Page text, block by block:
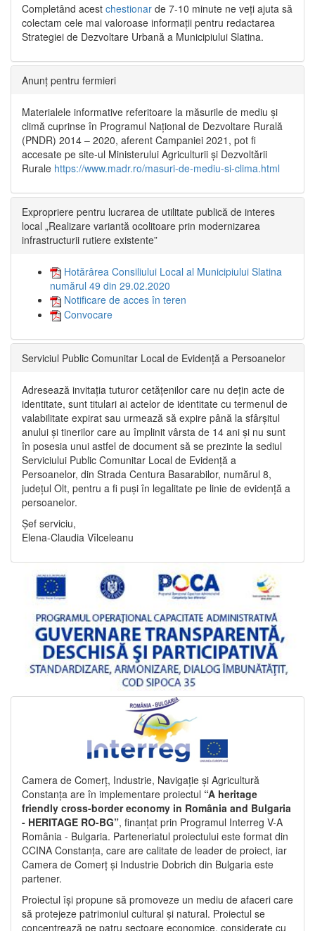
Completând acest chestionar de 7-10 minute ne veți ajuta să
colectam cele mai valoroase informații pentru redactarea
Strategiei de Dezvoltare Urbană a Municipiului Slatina.
Anunț pentru fermieri
Materialele informative referitoare la măsurile de mediu și
climă cuprinse în Programul Național de Dezvoltare Rurală
(PNDR) 2014 – 2020, aferent Campaniei 2021, pot fi
accesate pe site-ul Ministerului Agriculturii și Dezvoltării
Rurale https://www.madr.ro/masuri-de-mediu-si-clima.html
Expropriere pentru lucrarea de utilitate publică de interes
local „Realizare variantă ocolitoare prin modernizarea
infrastructurii rutiere existente”
Hotărârea Consiliului Local al Municipiului Slatina
numărul 49 din 29.02.2020
Notificare de acces în teren
Convocare
Serviciul Public Comunitar Local de Evidență a Persoanelor
Adresează invitația tuturor cetățenilor care nu dețin acte de
identitate, sunt titulari ai actelor de identitate cu termenul de
valabilitate expirat sau urmează să expire până la sfârșitul
anului și tinerilor care au împlinit vârsta de 14 ani și nu sunt
în posesia unui astfel de document să se prezinte la sediul
Serviciului Public Comunitar Local de Evidență a
Persoanelor, din Strada Centura Basarabilor, numărul 8,
județul Olt, pentru a fi puși în legalitate pe linie de evidență a
persoanelor.
Șef serviciu,
Elena-Claudia Vîlceleanu
Camera de Comerț, Industrie, Navigație și Agricultură
Constanța are în implementare proiectul “A heritage
friendly cross-border economy in România and Bulgaria
- HERITAGE RO-BG”, finanțat prin Programul Interreg V-A
România - Bulgaria. Parteneriatul proiectului este format din
CCINA Constanța, care are calitate de leader de proiect, iar
Camera de Comerț și Industrie Dobrich din Bulgaria este
partener.
Proiectul își propune să promoveze un mediu de afaceri care
să protejeze patrimoniul cultural și natural. Proiectul se
concentrează pe patru sectoare economice, considerate cu